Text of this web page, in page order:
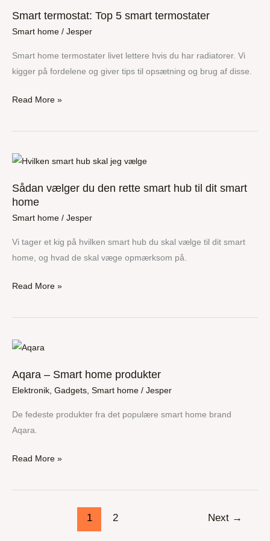
Smart termostat: Top 5 smart termostater
Smart home / Jesper
Smart home termostater livet lettere hvis du har radiatorer. Vi
kigger på fordelene og giver tips til opsætning og brug af disse.
Top
5
termostater
Read More »
Sådan vælger du den rette smart hub til dit smart
home
Smart home / Jesper
Vi tager et kig på hvilken smart hub du skal vælge til dit smart
home, og hvad de skal væge opmærksom på.
Sådan
du
den
rette
smart
hub
dit
home
Read More »
Aqara – Smart home produkter
Elektronik Gadgets Smart home / Jesper
De fedeste produkter fra det populære smart home brand
Aqara.
Aqara
Smart
home
Read More »
1 2 Next →